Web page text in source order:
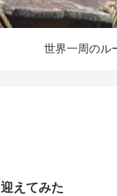
世界一周のル
えてみた